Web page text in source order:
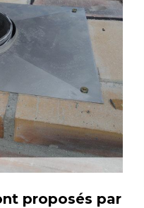
proposés par